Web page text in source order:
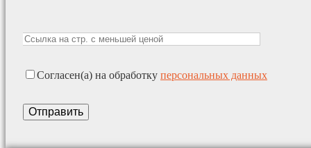
Согласен(а) на обработку персональных данных